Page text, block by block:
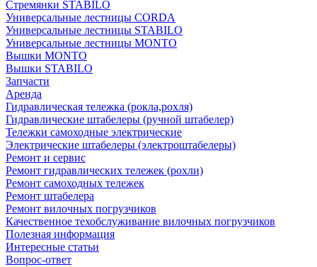
Стремянки STABILO
Универсальные лестницы CORDA
Универсальные лестницы STABILO
Универсальные лестницы MONTO
Вышки MONTO
Вышки STABILO
Запчасти
Аренда
Гидравлическая тележка (рокла,рохля)
Гидравлические штабелеры (ручной штабелер)
Тележки самоходные электрические
Электрические штабелеры (электроштабелеры)
Ремонт и сервис
Ремонт гидравлических тележек (рохли)
Ремонт самоходных тележек
Ремонт штабелера
Ремонт вилочных погрузчиков
Качественное техобслуживание вилочных погрузчиков
Полезная информация
Интересные статьи
Вопрос-ответ